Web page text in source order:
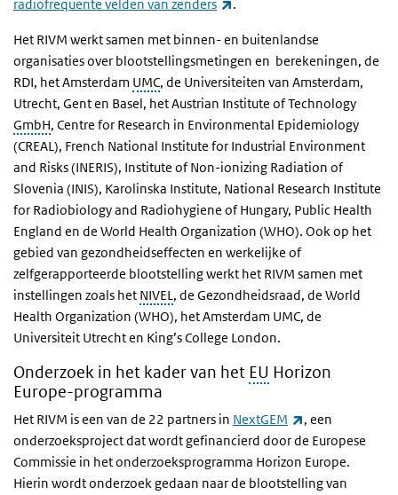
radiofrequente velden van zenders .
Het RIVM werkt samen met binnen- en buitenlandse
organisaties over blootstellingsmetingen en berekeningen, de
RDI, het Amsterdam UMC, de Universiteiten van Amsterdam,
Utrecht, Gent en Basel, hetAustrian Institute of Technology
GmbH, Centre for Research in Environmental Epidemiology
(CREAL), French National Institute for Industrial Environment
and Risks(INERIS), Institute of Non-ionizing Radiation of
Slovenia (INIS), Karolinska Institute, National Research Institute
for Radiobiology and Radiohygiene of Hungary, Public Health
England en de World Health Organization (WHO). Ook op het
gebied van gezondheidseffecten en werkelijke of
zelfgerapporteerde blootstelling werkt het RIVM samen met
instellingen zoals het NIVEL, de Gezondheidsraad, de World
Health Organization (WHO), het Amsterdam UMC, de
Universiteit Utrecht en King’s College London.
Onderzoek in het kader van het EU Horizon
Europe-programma
Het RIVM is een van de 22 partners in NextGEM (externe link)
, een
onderzoeksproject dat wordt gefinancierd door de Europese
Commissie in het onderzoeksprogramma Horizon Europe.
Hierin wordt onderzoek gedaan naar de blootstelling van